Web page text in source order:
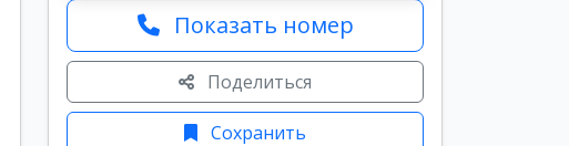
Показать номер
Поделиться
Сохранить